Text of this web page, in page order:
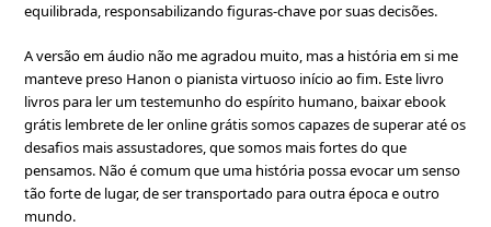
equilibrada, responsabilizando figuras-chave por suas decisões.
A versão em áudio não me agradou muito, mas a história em si me
manteve preso Hanon o pianista virtuoso início ao fim. Este livro
livros para ler um testemunho do espírito humano, baixar ebook
grátis lembrete de ler online grátis somos capazes de superar até os
desafios mais assustadores, que somos mais fortes do que
pensamos. Não é comum que uma história possa evocar um senso
tão forte de lugar, de ser transportado para outra época e outro
mundo.